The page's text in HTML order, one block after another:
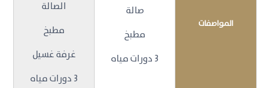
المواصفات
صالة
مطبخ
3 دورات مياه
الصالة
مطبخ
غرفة غسيل
3 دورات مياه